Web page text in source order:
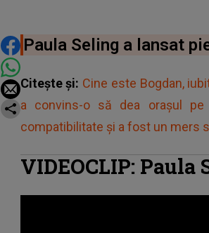
DISTRIBUIE ARTICOLUL
Paula Seling a lansat
Citește și: Cine este Bogdan,
a convins-o să dea orașul
compatibilitate și a fost un mers
VIDEOCLIP: